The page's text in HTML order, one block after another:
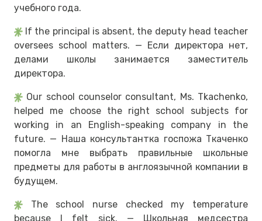
учебного года.
If the principal is absent, the deputy head teacher
oversees school matters. — Если директора нет,
делами школы занимается заместитель
директора.
Our school counselor consultant, Ms. Tkachenko,
helped me choose the right school subjects for
working in an English-speaking company in the
future. — Наша консультантка госпожа Ткаченко
помогла мне выбрать правильные школьные
предметы для работы в англоязычной компании в
будущем.
The school nurse checked my temperature
because I felt sick. — Школьная медсестра